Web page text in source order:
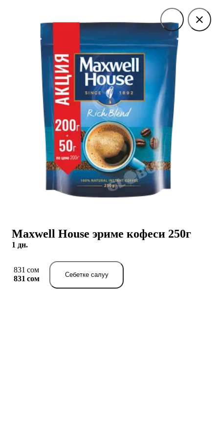
Maxwell House эриме кофеси 250г
1 дн.
831 сом
831 сом
Себетке салуу